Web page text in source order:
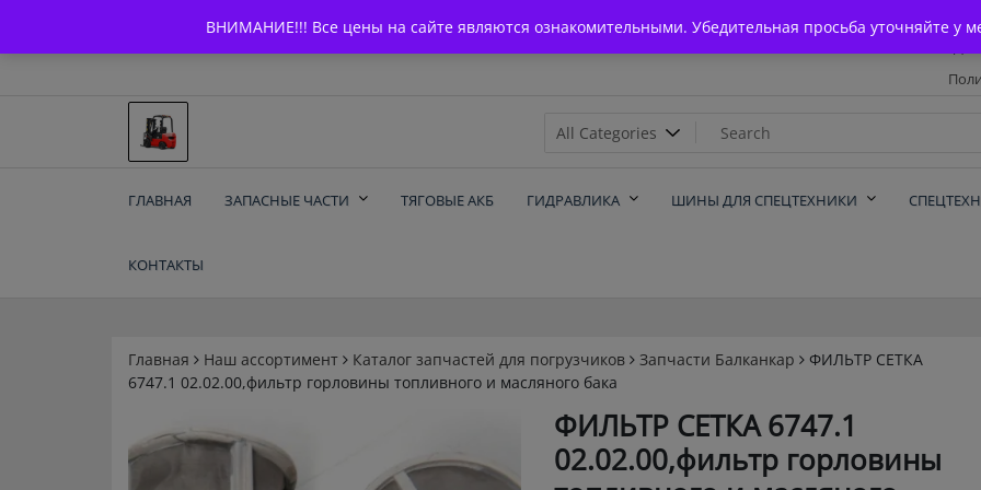
ВНИМАНИЕ!!! Все цены на сайте являются ознакомительными. Убедительная просьба уточняйте у
content
Запчасти для вилочых
ГЛАВНАЯ ЗАПАСНЫЕ ЧАСТИ ТЯГОВЫЕ АКБ ГИДРАВЛИКА ШИНЫ ДЛЯ СПЕЦТЕХНИКИ
КОНТАКТЫ
Главная Наш ассортимент Каталог запчастей для погрузчиков Запчасти Балканкар
ФИЛЬТР СЕТКА
6747.1 02.02.00,фильтр горловины топливного и масляного бака
ФИЛЬТР СЕТКА 6747.1
02.02.00,фильтр горловины